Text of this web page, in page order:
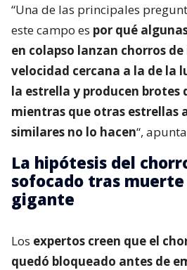
“Una de las principales
este campo es por qué
en colapso lanzan chorros
velocidad cercana a la de la
la estrella y producen brotes
mientras que otras estrellas
similares no lo hacen“,
La hipótesis del
sofocado tras
gigante
Los expertos creen que el
quedó bloqueado antes de